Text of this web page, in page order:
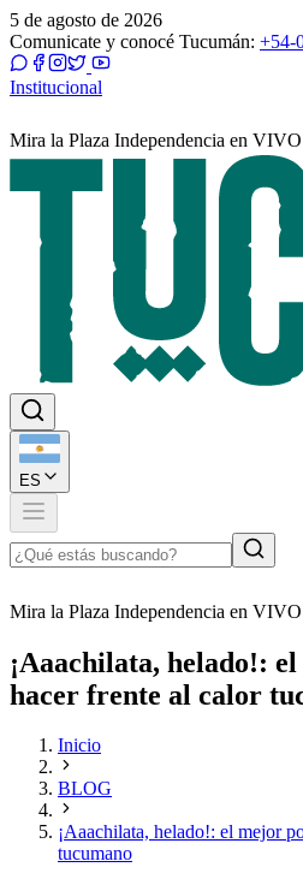
5 de agosto de 2026
Comunicate y conocé Tucumán: +54-
Institucional
Mira la Plaza Independencia en VIVO
ES
Mira la Plaza Independencia en VIVO
¡Aaachilata, helado!:
hacer frente al calor
Inicio
BLOG
¡Aaachilata, helado!: el mejor
tucumano